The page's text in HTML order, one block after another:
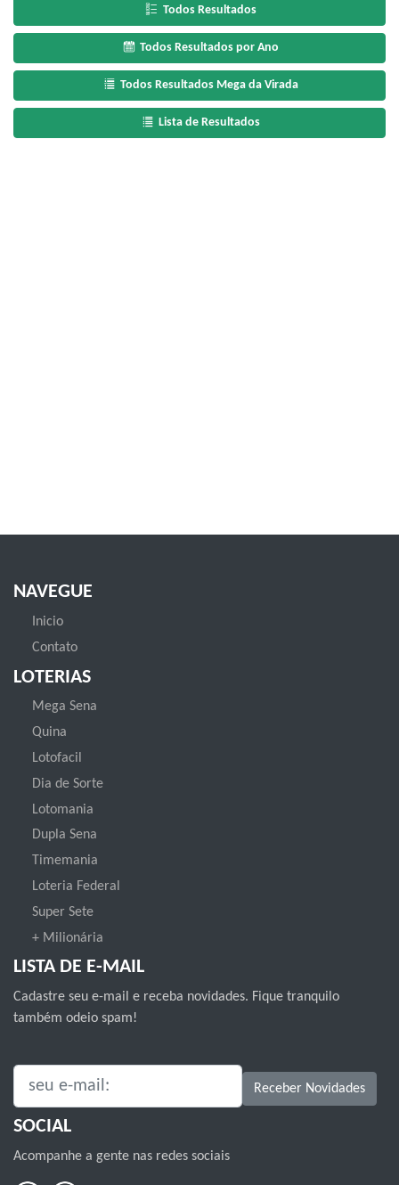
Todos Resultados
Todos Resultados por Ano
Todos Resultados Mega da Virada
Lista de Resultados
NAVEGUE
Inicio
Contato
LOTERIAS
Mega Sena
Quina
Lotofacil
Dia de Sorte
Lotomania
Dupla Sena
Timemania
Loteria Federal
Super Sete
+ Milionária
LISTA DE E-MAIL
Cadastre seu e-mail e receba novidades. Fique tranquilo
também odeio spam!
SEU E-MAIL: Receber Novidades
SOCIAL
Acompanhe a gente nas redes sociais